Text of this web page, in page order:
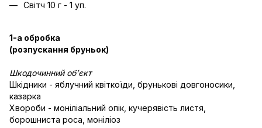
Світч 10 г - 1 уп.
1-а обробка
(розпускання бруньок)
Шкодочинний об’єкт
Шкідники - яблучний квіткоїди, брунькові довгоносики,
казарка
Хвороби - моніліальний опік, кучерявість листя,
борошниста роса, моніліоз